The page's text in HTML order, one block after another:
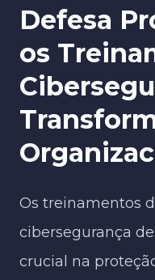
Defesa
os
Os treinamentos
cibersegurança
crucial na